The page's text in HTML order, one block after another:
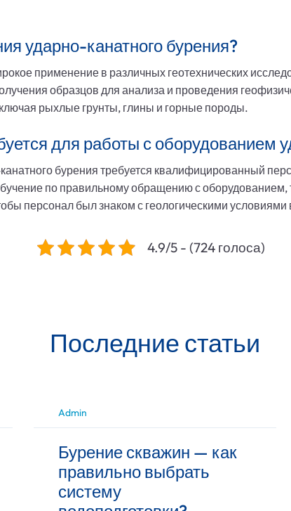
ударно-канатного бурения?
применение в различных геотехнических
образцов для анализа и проведения
рыхлые грунты, глины и горные породы.
для работы с оборудованием
бурения требуется квалифицированный
по правильному обращению с оборудованием,
персонал был знаком с геологическими
4.9/5 - (724 голоса)
Последние статьи
Admin
Бурение скважин — как
правильно выбрать
систему